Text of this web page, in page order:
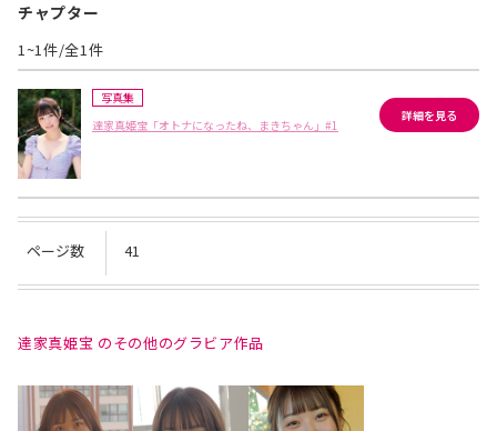
チャプター
1~1件/全1件
写真集
達家真姫宝「オトナになったね、まきちゃん」#1
詳細を見る
ページ数 41
達家真姫宝 のその他のグラビア作品